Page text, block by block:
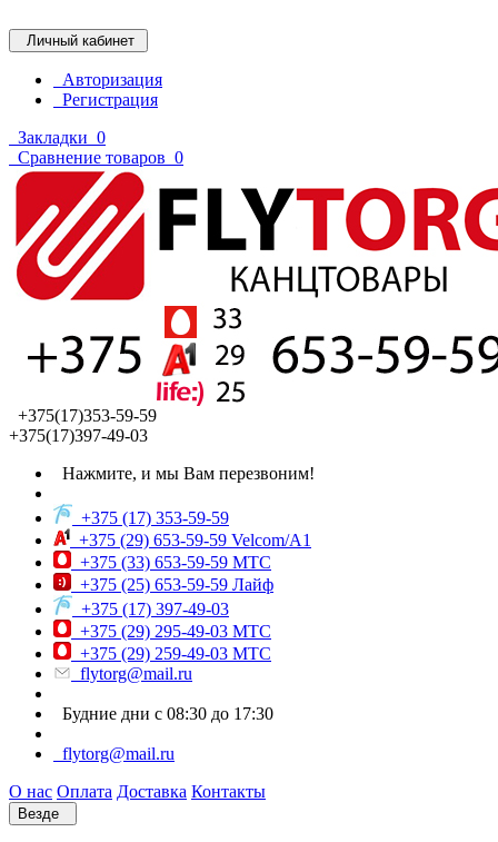
Личный кабинет
Авторизация
Регистрация
Закладки 0
Сравнение товаров 0
+375(17)353-59-59
+375(17)397-49-03
Нажмите, и мы Вам перезвоним!
+375 (17) 353-59-59
+375 (29) 653-59-59 Velcom/A1
+375 (33) 653-59-59 МТС
+375 (25) 653-59-59 Лайф
+375 (17) 397-49-03
+375 (29) 295-49-03 МТС
+375 (29) 259-49-03 МТС
flytorg@mail.ru
Будние дни с 08:30 до 17:30
flytorg@mail.ru
О нас Оплата Доставка Контакты
Везде